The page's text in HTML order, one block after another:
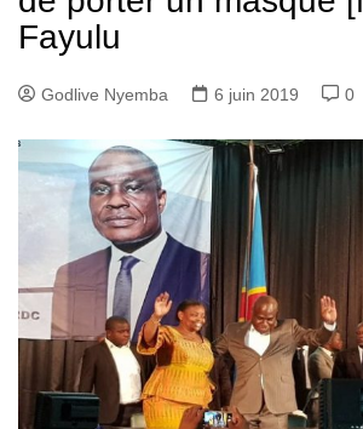
Fayulu
Godlive Nyemba 6 juin 2019 0